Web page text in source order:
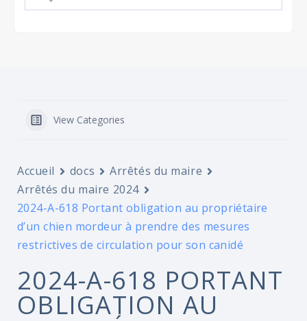
View Categories
Accueil docs
Arrêtés du maire
Arrêtés du maire 2024
2024-A-618 Portant obligation au propriétaire
d’un chien mordeur à prendre des mesures
restrictives de circulation pour son canidé
2024-A-618 PORTANT
OBLIGATION AU